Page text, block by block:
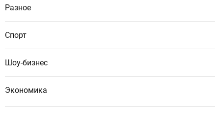
Разное
Спорт
Шоу-бизнес
Экономика